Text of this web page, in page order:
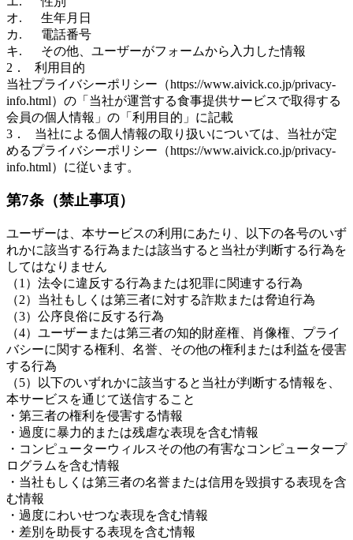
オ. 生年月日
カ. 電話番号
キ. その他、ユーザーがフォームから入力した情報
2． 利用目的
当社プライバシーポリシー（https://www.aivick.co.jp/privacy-
info.html）の「当社が運営する食事提供サービスで取得する
会員の個人情報」の「利用目的」に記載
3． 当社による個人情報の取り扱いについては、当社が定
めるプライバシーポリシー（https://www.aivick.co.jp/privacy-
info.html）に従います。
第7条（禁止事項）
ユーザーは、本サービスの利用にあたり、以下の各号のいず
れかに該当する行為または該当すると当社が判断する行為を
してはなりません
（1）法令に違反する行為または犯罪に関連する行為
（2）当社もしくは第三者に対する詐欺または脅迫行為
（3）公序良俗に反する行為
（4）ユーザーまたは第三者の知的財産権、肖像権、プライ
バシーに関する権利、名誉、その他の権利または利益を侵害
する行為
（5）以下のいずれかに該当すると当社が判断する情報を、
本サービスを通じて送信すること
・第三者の権利を侵害する情報
・過度に暴力的または残虐な表現を含む情報
・コンピューターウィルスその他の有害なコンピュータープ
ログラムを含む情報
・当社もしくは第三者の名誉または信用を毀損する表現を含
む情報
・過度にわいせつな表現を含む情報
・差別を助長する表現を含む情報